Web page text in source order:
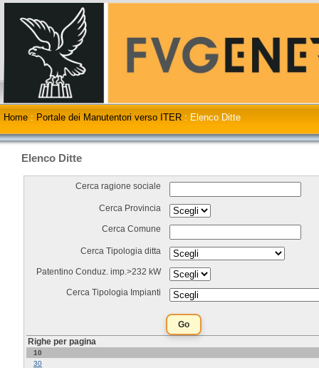
Home : Portale dei Manutentori verso ITER : Elenco Ditte
Elenco Ditte
Cerca ragione sociale
Cerca Provincia
Cerca Comune
Cerca Tipologia ditta
Patentino Conduz. imp.>232 kW
Cerca Tipologia Impianti
Righe per pagina
10
30